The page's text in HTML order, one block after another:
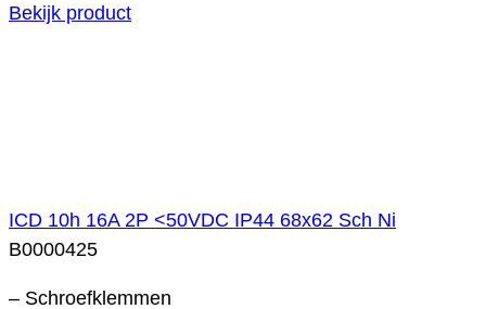
Bekijk product
ICD 10h 16A 2P <50VDC IP44 68x62 Sch Ni
B0000425
– Schroefklemmen